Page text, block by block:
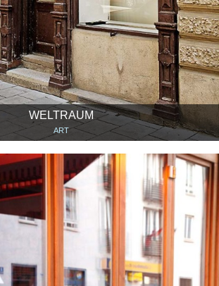
WELTRAUM
ART